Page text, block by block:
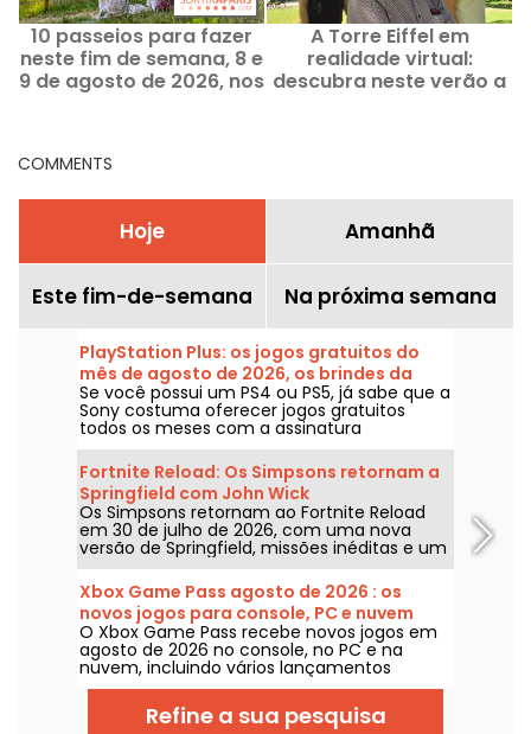
10 passeios para fazer
neste fim de semana, 8 e
9 de agosto de 2026, nos
A Torre Eiffel em
realidade virtual:
descubra neste verão a
COMMENTS
Hoje Amanhã
Este fim-de-semana Na próxima semana
PlayStation Plus: os jogos gratuitos do
mês de agosto de 2026, os brindes da
Sony que você não pode perder
Se você possui um PS4 ou PS5, já sabe que a
Sony costuma oferecer jogos gratuitos
todos os meses com a assinatura
PlayStation Plus. Então, quais são os jogos
grátis de agosto de 2026? Confira a seleção
deste mês.
Fortnite Reload: Os Simpsons retornam a
Springfield com John Wick
Os Simpsons retornam ao Fortnite Reload
em 30 de julho de 2026, com uma nova
versão de Springfield, missões inéditas e um
crossover com John Wick. A atualização traz
vários locais emblemáticos, um estilo
especial para o famoso assassino e novos
elementos de jogabilidade.
Xbox Game Pass agosto de 2026 : os
novos jogos para console, PC e nuvem
O Xbox Game Pass recebe novos jogos em
agosto de 2026 no console, no PC e na
nuvem, incluindo vários lançamentos
disponíveis já no dia do lançamento. Abaixo
estão os principais acréscimos anunciados
pela Microsoft para os assinantes do serviço.
Refine a sua pesquisa